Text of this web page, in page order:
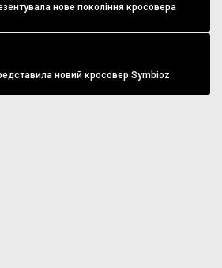
нове покоління кросовера
новий кросовер Symbioz